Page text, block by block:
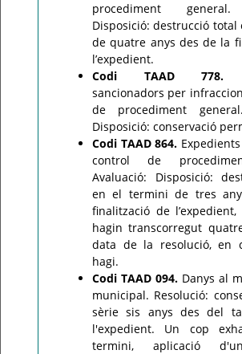
procediment general.
Disposició: destrucció
de quatre anys des de la
l’expedient.
Codi TAAD 778.
sancionadors per
de procediment
Disposició: conservació
Codi TAAD 864.
control de
Avaluació: Disposició:
en el termini de tres
finalització de
hagin transcorregut
data de la resolució, en
hagi.
Codi TAAD 094. Danys al
municipal. Resolució:
sèrie sis anys des del
l'expedient. Un cop
termini, aplicació